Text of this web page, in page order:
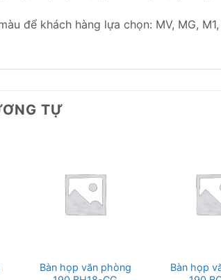
để khách hàng lựa chọn: MV, MG,
TỰ
Bàn họp văn phòng
Bàn họp